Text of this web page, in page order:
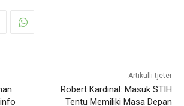
Artikulli tjetër
Robert Kardinal: Masuk STIH
Tentu Memiliki Masa Depan